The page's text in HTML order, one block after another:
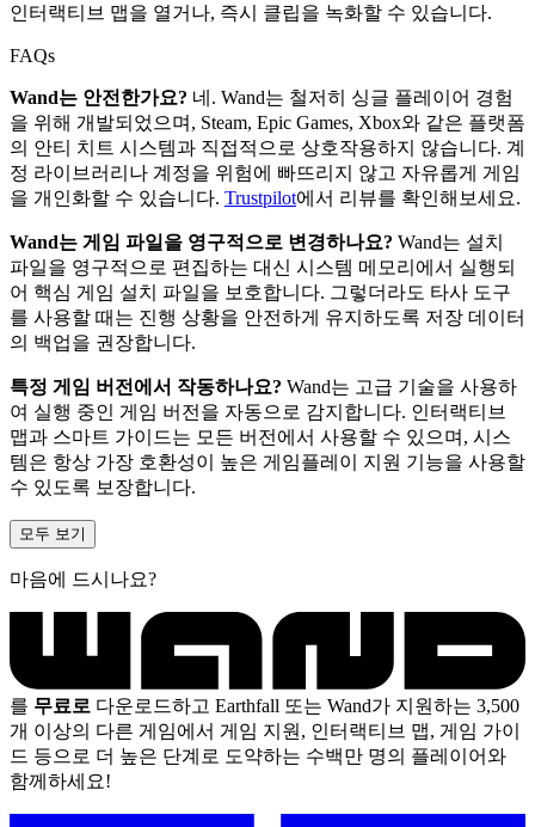
인터랙티브 맵을 열거나, 즉시 클립을 녹화할 수 있습니다.
FAQs
Wand는 안전한가요? 네. Wand는 철저히 싱글 플레이어 경험
을 위해 개발되었으며, Steam, Epic Games, Xbox와 같은 플랫폼
의 안티 치트 시스템과 직접적으로 상호작용하지 않습니다. 계
정 라이브러리나 계정을 위험에 빠뜨리지 않고 자유롭게 게임
을 개인화할 수 있습니다. Trustpilot에서 리뷰를 확인해보세요.
Wand는 게임 파일을 영구적으로 변경하나요? Wand는 설치
파일을 영구적으로 편집하는 대신 시스템 메모리에서 실행되
어 핵심 게임 설치 파일을 보호합니다. 그렇더라도 타사 도구
를 사용할 때는 진행 상황을 안전하게 유지하도록 저장 데이터
의 백업을 권장합니다.
특정 게임 버전에서 작동하나요? Wand는 고급 기술을 사용하
여 실행 중인 게임 버전을 자동으로 감지합니다. 인터랙티브
맵과 스마트 가이드는 모든 버전에서 사용할 수 있으며, 시스
템은 항상 가장 호환성이 높은 게임플레이 지원 기능을 사용할
수 있도록 보장합니다.
모두 보기
마음에 드시나요?
를 무료로 다운로드하고 Earthfall 또는 Wand가 지원하는 3,500
개 이상의 다른 게임에서 게임 지원, 인터랙티브 맵, 게임 가이
드 등으로 더 높은 단계로 도약하는 수백만 명의 플레이어와
함께하세요!